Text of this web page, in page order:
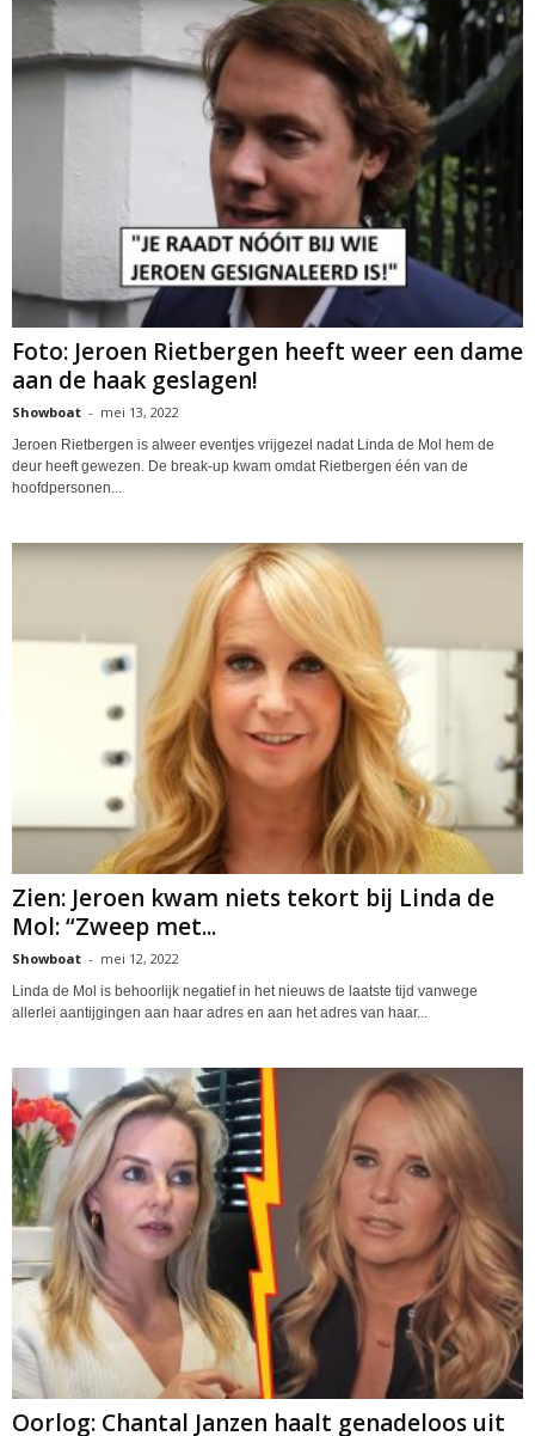
Foto: Jeroen Rietbergen heeft weer een dame
aan de haak geslagen!
Showboat - mei 13, 2022
Jeroen Rietbergen is alweer eventjes vrijgezel nadat Linda de Mol hem de
deur heeft gewezen. De break-up kwam omdat Rietbergen één van de
hoofdpersonen...
Zien: Jeroen kwam niets tekort bij Linda de
Mol: “Zweep met...
Showboat - mei 12, 2022
Linda de Mol is behoorlijk negatief in het nieuws de laatste tijd vanwege
allerlei aantijgingen aan haar adres en aan het adres van haar...
Oorlog: Chantal Janzen haalt genadeloos uit